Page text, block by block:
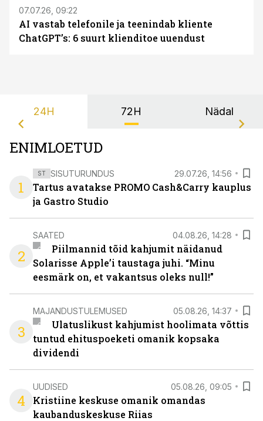
07.07.26, 09:22
AI vastab telefonile ja teenindab kliente
ChatGPT’s: 6 suurt klienditoe uuendust
24H 72H Nädal
ENIMLOETUD
1
ST SISUTURUNDUS 29.07.26, 14:56
Tartus avatakse PROMO Cash&Carry kauplus
ja Gastro Studio
2
SAATED 04.08.26, 14:28
Piilmannid tõid kahjumit näidanud
Solarisse Apple’i taustaga juhi. “Minu
eesmärk on, et vakantsus oleks null!”
3
MAJANDUSTULEMUSED 05.08.26, 14:37
Ulatuslikust kahjumist hoolimata võttis
tuntud ehituspoeketi omanik kopsaka
dividendi
4
UUDISED 05.08.26, 09:05
Kristiine keskuse omanik omandas
kaubanduskeskuse Riias